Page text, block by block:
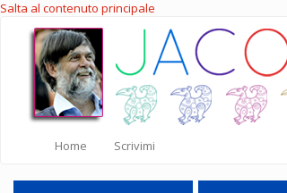
Salta al contenuto principale
Home Scrivimi